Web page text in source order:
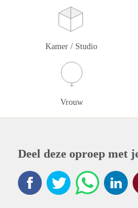
Kamer / Studio
Vrouw
Deel deze oproep met